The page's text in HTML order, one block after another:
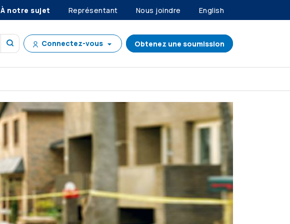
À notre sujet Représentant Nous joindre English
Connectez-vous Obtenez une soumission